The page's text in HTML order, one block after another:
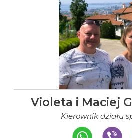
Violeta i Maciej
Kierownik działu